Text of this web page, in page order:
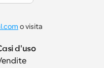
d'uso